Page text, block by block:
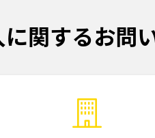
に関するお問